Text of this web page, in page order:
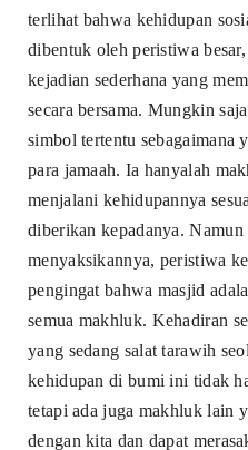
terlihat bahwa kehidupan
dibentuk oleh peristiwa
kejadian sederhana yang
secara bersama. Mungkin
simbol tertentu sebagaimana
para jamaah. Ia hanyalah
menjalani kehidupannya
diberikan kepadanya.
menyaksikannya, peristiwa
pengingat bahwa masjid
semua makhluk. Kehadiran
yang sedang salat tarawih
kehidupan di bumi ini tidak
tetapi ada juga makhluk lain
dengan kita dan dapat